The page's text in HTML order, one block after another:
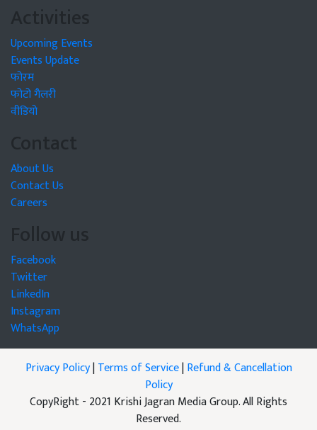
Activities
Upcoming Events
Events Update
फोरम
फोटो गैलरी
वीडियो
Contact
About Us
Contact Us
Careers
Follow us
Facebook
Twitter
LinkedIn
Instagram
WhatsApp
Privacy Policy|Terms of Service|Refund & Cancellation
Policy
CopyRight - 2021 Krishi Jagran Media Group. All Rights
Reserved.